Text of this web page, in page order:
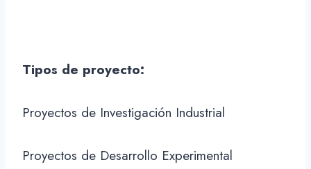
Tipos de proyecto:
Proyectos de Investigación Industrial
Proyectos de Desarrollo Experimental